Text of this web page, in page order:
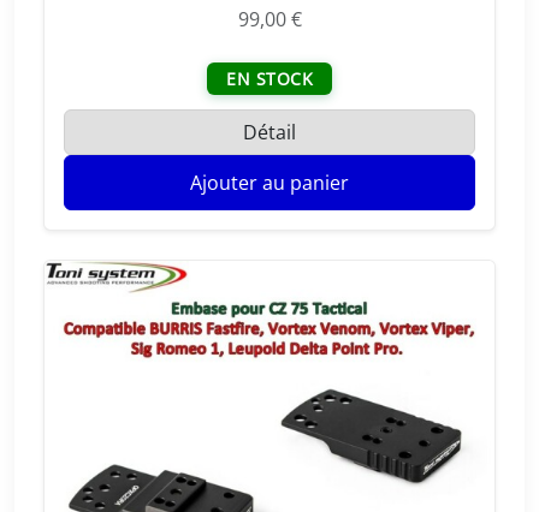
99,00€
EN STOCK
Détail
Ajouter au panier